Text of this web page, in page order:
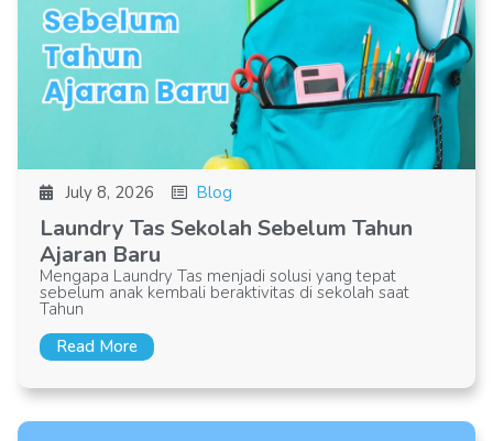
July 8, 2026 Blog
Laundry Tas Sekolah Sebelum Tahun
Ajaran Baru
Mengapa Laundry Tas menjadi solusi yang tepat
sebelum anak kembali beraktivitas di sekolah saat
Tahun
Read More